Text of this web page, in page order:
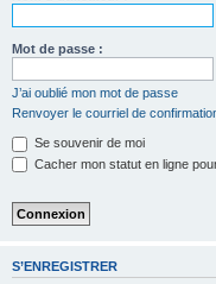
Mot de passe :
J’ai oublié mon mot de passe
Renvoyer le courriel de
Se souvenir de moi
Cacher mon statut en ligne
S’ENREGISTRER